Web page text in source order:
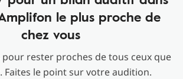
le plus proche de
chez vous
pour rester proches de tous ceux que
Faites le point sur votre audition.